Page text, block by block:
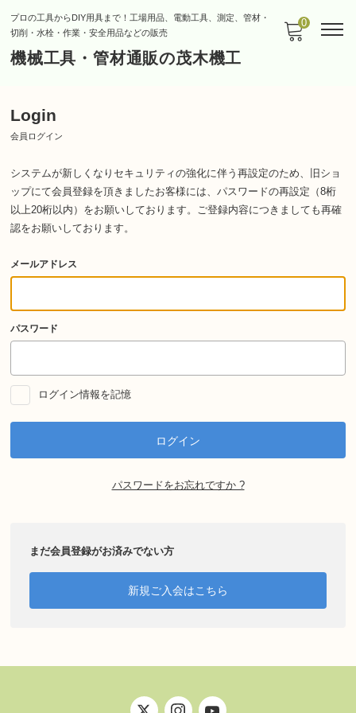
プロの工具からDIY用具まで！工場用品、電動工具、測定、管材・
切削・水栓・作業・安全用品などの販売
機械工具・管材通販の茂木機工
0
Login
会員ログイン
システムが新しくなりセキュリティの強化に伴う再設定のため、旧ショ
ップにて会員登録を頂きましたお客様には、パスワードの再設定（8桁
以上20桁以内）をお願いしております。 ご登録内容につきましても再確
認をお願いしております。
メールアドレス
パスワード
ログイン情報を記憶
パスワードをお忘れですか ?
まだ会員登録がお済みでない方
新規ご入会はこちら